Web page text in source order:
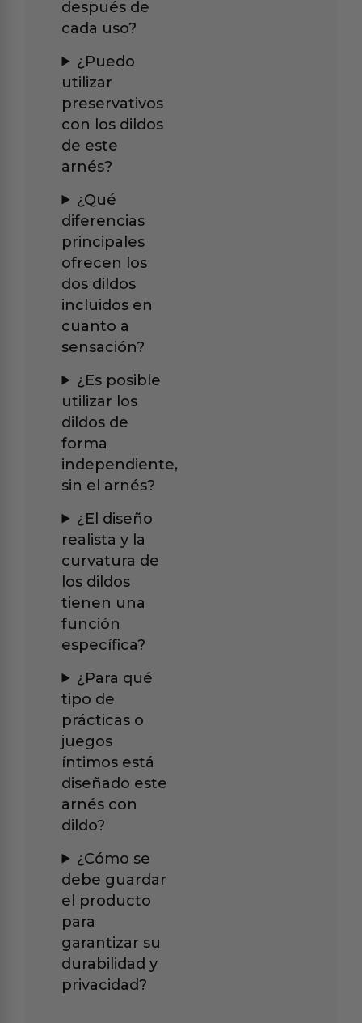
después de
cada uso?
¿Puedo
utilizar
preservativos
con los dildos
de este
arnés?
¿Qué
diferencias
principales
ofrecen los
dos dildos
incluidos en
cuanto a
sensación?
¿Es posible
utilizar los
dildos de
forma
independiente,
sin el arnés?
¿El diseño
realista y la
curvatura de
los dildos
tienen una
función
específica?
¿Para qué
tipo de
prácticas o
juegos
íntimos está
diseñado este
arnés con
dildo?
¿Cómo se
debe guardar
el producto
para
garantizar su
durabilidad y
privacidad?